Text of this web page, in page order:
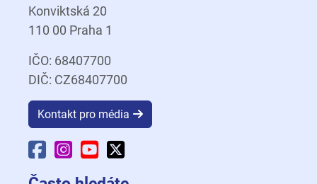
Konviktská 20
110 00 Praha 1
IČO: 68407700
DIČ: CZ68407700
Kontakt pro média
Facebook Fakulty dopravní
Instagram Fakulty dopravní
YouTube Fakulty dopravní